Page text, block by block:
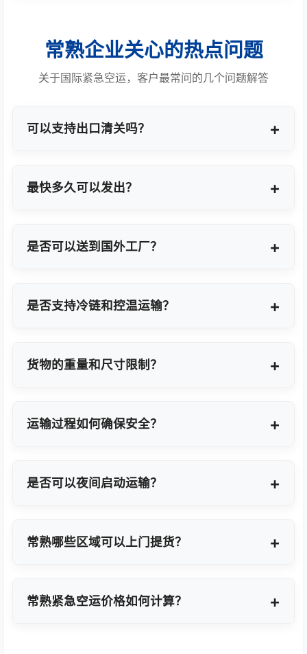
常熟企业关心的热点问题
关于国际紧急空运，客户最常问的几个问题解答
可以支持出口清关吗？
最快多久可以发出？
是否可以送到国外工厂？
是否支持冷链和控温运输？
货物的重量和尺寸限制？
货物特性推荐最优方案。
运输过程如何确保安全？
忧。
是否可以夜间启动运输？
常熟哪些区域可以上门提货？
常熟紧急空运价格如何计算？